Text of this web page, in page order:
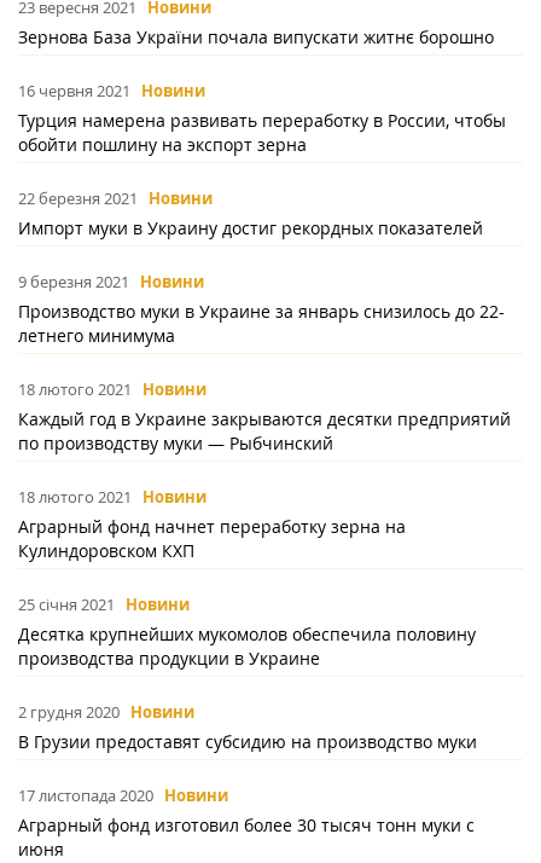
23 вересня 2021 Новини
Зернова База України почала випускати житнє борошно
16 червня 2021 Новини
Турция намерена развивать переработку в России, чтобы
обойти пошлину на экспорт зерна
22 березня 2021 Новини
Импорт муки в Украину достиг рекордных показателей
9 березня 2021 Новини
Производство муки в Украине за январь снизилось до 22-
летнего минимума
18 лютого 2021 Новини
Каждый год в Украине закрываются десятки предприятий
по производству муки — Рыбчинский
18 лютого 2021 Новини
Аграрный фонд начнет переработку зерна на
Кулиндоровском КХП
25 січня 2021 Новини
Десятка крупнейших мукомолов обеспечила половину
производства продукции в Украине
2 грудня 2020 Новини
В Грузии предоставят субсидию на производство муки
17 листопада 2020 Новини
Аграрный фонд изготовил более 30 тысяч тонн муки с
июня